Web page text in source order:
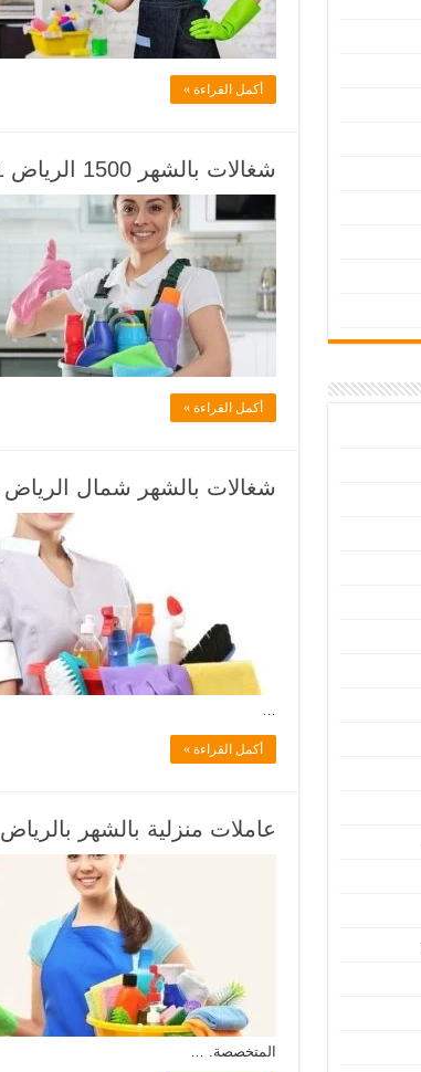
أكمل القراءة »
شغالات بالشهر 1500 الرياض 0541976381
أكمل القراءة »
شغالات بالشهر شمال الرياض 0541976381
…
أكمل القراءة »
عاملات منزلية بالشهر بالرياض 0541976381
المتخصصة. …